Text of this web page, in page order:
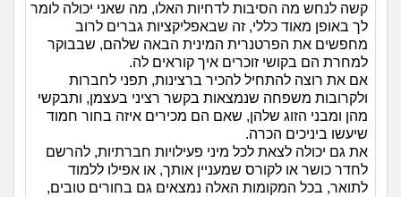
קשה לנחש מה הסיבות לדחיות האלו, מה שאני יכולה לומר
לך באופן מאוד כללי, זה שבאפליקציות גברים לרוב
מחפשים את הפרטנרית המינית הבאה שלהם, שבבוקר
למחרת הם בקושי זוכרים איך קוראים לה.
אם את רוצה להתחיל להכיר ברצינות, תפני לחברות
ולקרובות משפחה שנמצאות בקשר רציני בעצמן, ותבקשי
מהן ומבני הזוג שלהן, שאם הם מכירים איזה בחור חמוד
שיעשו ביניכים הכרה.
את גם יכולה לצאת לכל מיני פעילויות חברתיות, להרשם
לחדר כושר או לקורס שמעניין אותך, או אפילו ללמוד
לתואר, בכל המקומות האלה נמצאים גם בחורים טובים,